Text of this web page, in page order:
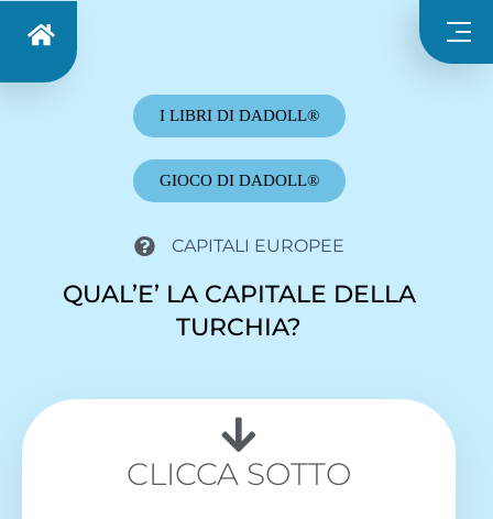
I LIBRI DI DADOLL®
GIOCO DI DADOLL®
CAPITALI EUROPEE
QUAL’E’ LA CAPITALE DELLA
TURCHIA?
CLICCA SOTTO